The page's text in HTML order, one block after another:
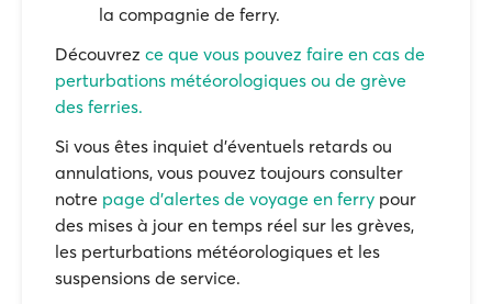
la compagnie de ferry.
Découvrez ce que vous pouvez faire en cas de
perturbations météorologiques ou de grève
des ferries.
Si vous êtes inquiet d'éventuels retards ou
annulations, vous pouvez toujours consulter
notre page d'alertes de voyage en ferry pour
des mises à jour en temps réel sur les grèves,
les perturbations météorologiques et les
suspensions de service.